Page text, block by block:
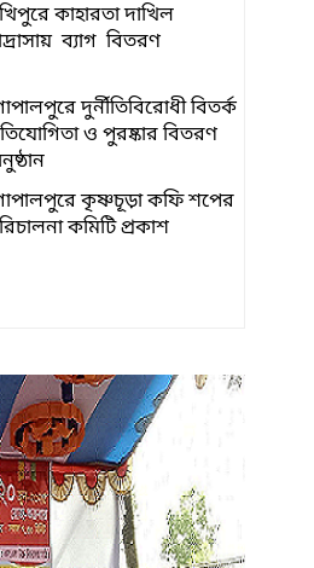
কাহারতা দাখিল
ব্যাগ বিতরণ
দুর্নীতিবিরোধী বিতর্ক
ও পুরষ্কার বিতরণ
কৃষ্ণচূড়া কফি শপের
কমিটি প্রকাশ